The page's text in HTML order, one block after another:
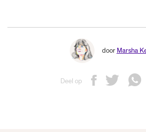
door Marsha
Deel op